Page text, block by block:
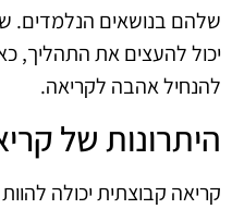
שלהם בנושאים הנלמדים.
יכול להעצים את התהליך,
להנחיל אהבה לקריאה.
היתרונות של
קריאה קבוצתית יכולה